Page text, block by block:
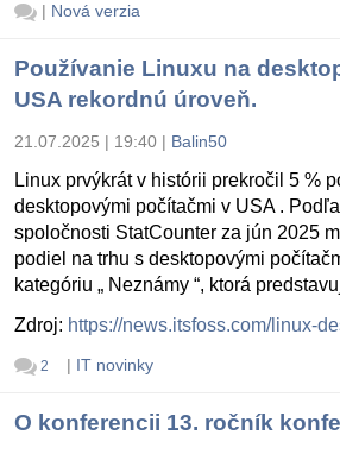
| Nová verzia
Používanie Linuxu na
USA rekordnú úroveň.
21.07.2025 | 19:40 | Balin50
Linux prvýkrát v histórii prekročil 5 %
desktopovými počítačmi v USA .
spoločnosti StatCounter za jún 2025
podiel na trhu s desktopovými
kategóriu „ Neznámy “, ktorá
Zdroj: https://news.itsfoss.com/linux-
2 | IT novinky
O konferencii 13. ročník